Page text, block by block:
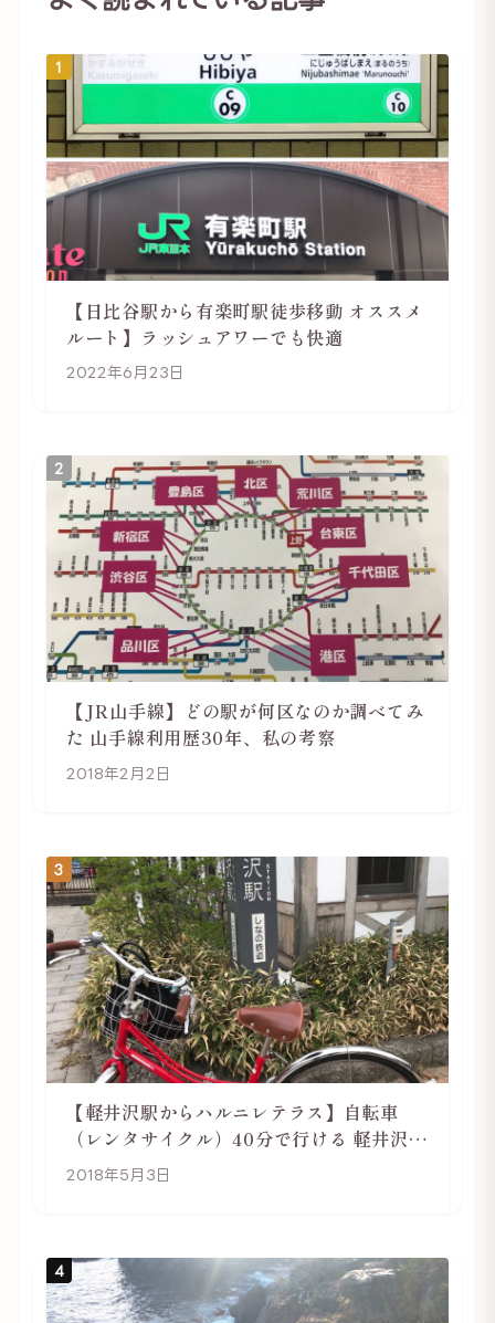
1
【日比谷駅から有楽町駅徒歩移動 オススメ
ルート】ラッシュアワーでも快適
2022年6月23日
2
【JR山手線】どの駅が何区なのか調べてみ
た 山手線利用歴30年、私の考察
2018年2月2日
3
【軽井沢駅からハルニレテラス】自転車
（レンタサイクル）40分で行ける 軽井沢旅
行は自転車利用がおススメ
2018年5月3日
4